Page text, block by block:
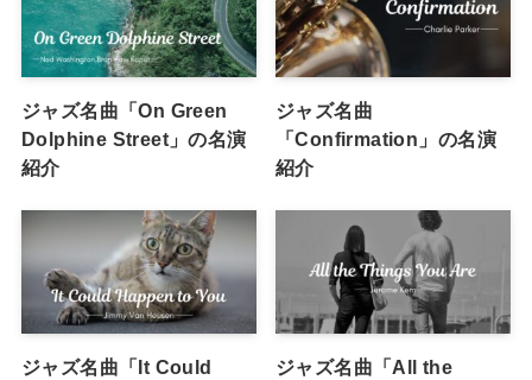
ジャズ名曲「On Green
Dolphine Street」の名演
紹介
ジャズ名曲
「Confirmation」の名演
紹介
ジャズ名曲「It Could
ジャズ名曲「All the